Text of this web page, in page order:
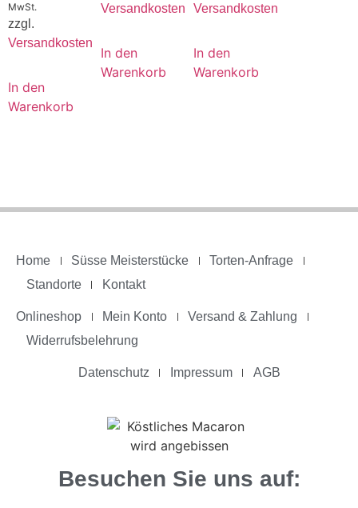
MwSt.
zzgl.
Versandkosten
In den
Warenkorb
Versandkosten
In den
Warenkorb
Versandkosten
In den
Warenkorb
Home Süsse Meisterstücke
Torten-Anfrage
Standorte
Kontakt
Onlineshop Mein Konto
Versand & Zahlung
Widerrufsbelehrung
Datenschutz Impressum AGB
Besuchen Sie uns auf: